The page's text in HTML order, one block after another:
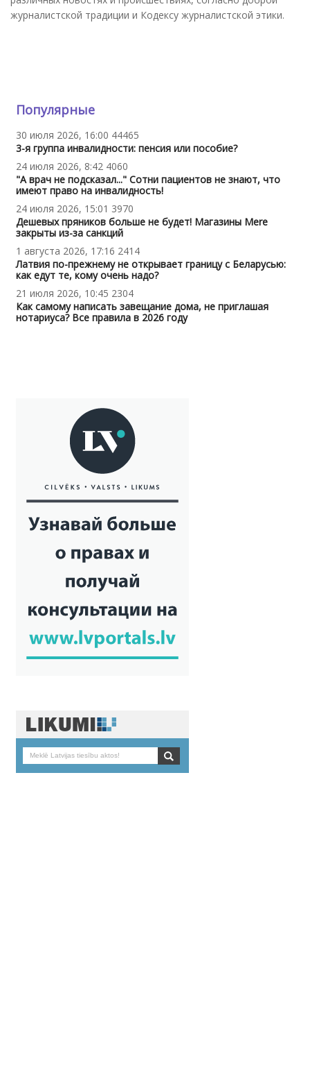
журналистской традиции и Кодексу журналистской этики.
Популярные
30 июля 2026, 16:00 44465
3-я группа инвалидности: пенсия или пособие?
24 июля 2026, 8:42 4060
"А врач не подсказал..." Сотни пациентов не знают, что
имеют право на инвалидность!
24 июля 2026, 15:01 3970
Дешевых пряников больше не будет! Магазины Mere
закрыты из-за санкций
1 августа 2026, 17:16 2414
Латвия по-прежнему не открывает границу с Беларусью:
как едут те, кому очень надо?
21 июля 2026, 10:45 2304
Как самому написать завещание дома, не приглашая
нотариуса? Все правила в 2026 году